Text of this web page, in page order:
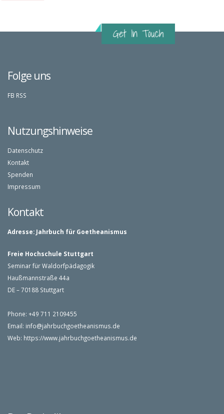
Folge uns
FB RSS
Nutzungshinweise
Datenschutz
Kontakt
Spenden
Impressum
Kontakt
Adresse: Jahrbuch für Goetheanismus
Freie Hochschule Stuttgart
Seminar für Waldorfpädagogik
Haußmannstraße 44a
DE – 70188 Stuttgart
Phone: +49 711 2109455
Email: info@jahrbuchgoetheanismus.de
Web: https://www.jahrbuchgoetheanismus.de